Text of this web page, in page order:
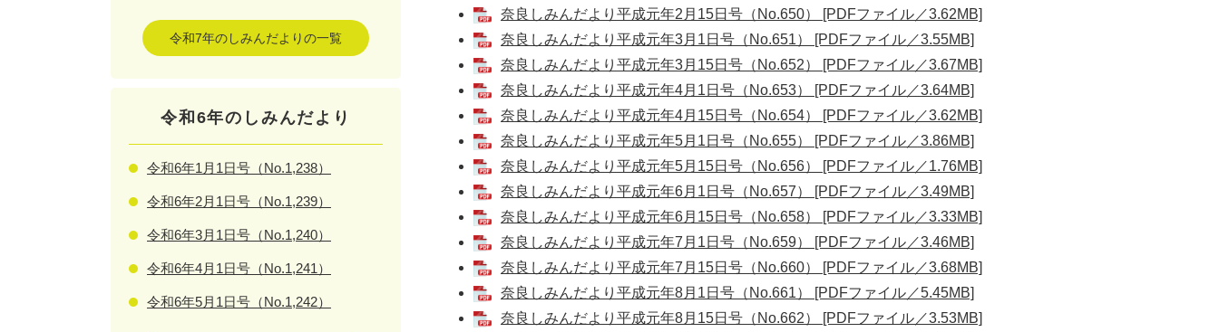
奈良しみんだより平成元年2月15日号（No.650） [PDFファイル／3.62MB]
奈良しみんだより平成元年3月1日号（No.651） [PDFファイル／3.55MB]
奈良しみんだより平成元年3月15日号（No.652） [PDFファイル／3.67MB]
奈良しみんだより平成元年4月1日号（No.653） [PDFファイル／3.64MB]
奈良しみんだより平成元年4月15日号（No.654） [PDFファイル／3.62MB]
奈良しみんだより平成元年5月1日号（No.655） [PDFファイル／3.86MB]
奈良しみんだより平成元年5月15日号（No.656） [PDFファイル／1.76MB]
奈良しみんだより平成元年6月1日号（No.657） [PDFファイル／3.49MB]
奈良しみんだより平成元年6月15日号（No.658） [PDFファイル／3.33MB]
奈良しみんだより平成元年7月1日号（No.659） [PDFファイル／3.46MB]
奈良しみんだより平成元年7月15日号（No.660） [PDFファイル／3.68MB]
奈良しみんだより平成元年8月1日号（No.661） [PDFファイル／5.45MB]
奈良しみんだより平成元年8月15日号（No.662） [PDFファイル／3.53MB]
令和7年のしみんだよりの一覧
令和6年のしみんだより
令和6年1月1日号（No.1,238）
令和6年2月1日号（No.1,239）
令和6年3月1日号（No.1,240）
令和6年4月1日号（No.1,241）
令和6年5月1日号（No.1,242）